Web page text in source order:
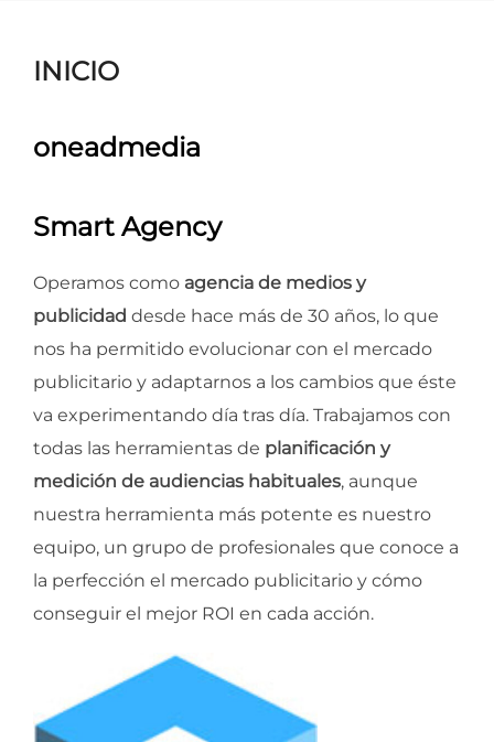
INICIO
oneadmedia
Smart Agency
Operamos como agencia de medios y
publicidad desde hace más de 30 años, lo que
nos ha permitido evolucionar con el mercado
publicitario y adaptarnos a los cambios que éste
va experimentando día tras día. Trabajamos con
todas las herramientas de planificación y
medición de audiencias habituales, aunque
nuestra herramienta más potente es nuestro
equipo, un grupo de profesionales que conoce a
la perfección el mercado publicitario y cómo
conseguir el mejor ROI en cada acción.